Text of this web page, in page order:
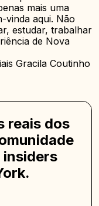
mais uma
vinda aqui. Não
estudar, trabalhar
de Nova
Gracila Coutinho
reais dos
insiders